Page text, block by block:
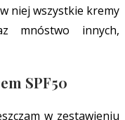
niej wszystkie kremy
mnóstwo innych,
SPF50
w zestawieniu